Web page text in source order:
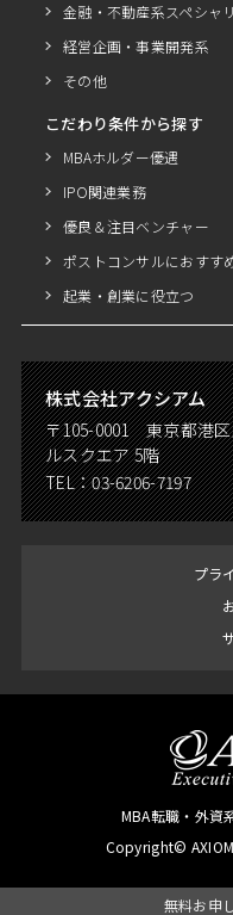
無料お申
金融・不動産系スペシャ
経営企画・事業開発系
その他
こだわり条件から探す
MBAホルダー優遇
IPO関連業務
優良＆注目ベンチャー
ポストコンサルにおすす
起業・創業に役立つ
株式会社アクシアム
〒105-0001 東京都港
ルスクエア 5階
TEL：03-6206-7197
プラ
MBA転職・外資
Copyright©